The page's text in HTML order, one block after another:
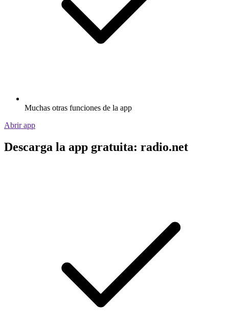
Muchas otras funciones de la app
Abrir app
Descarga la app gratuita: radio.net